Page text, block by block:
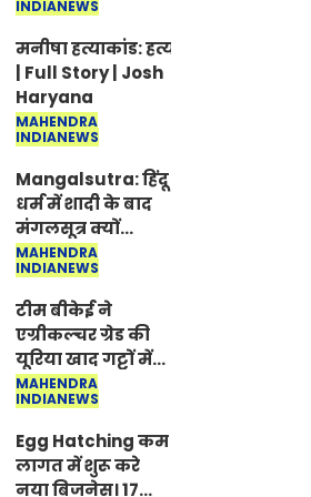
Jantar-Mantar |
CJP protest
INDIANEWS
मनीषा हत्याकांड: हत्या, आत्महत्या या
| Full Story | Josh
Haryana
MAHENDRA
INDIANEWS
Mangalsutra: हिंदू
धर्म में शादी के बाद
मंगलसूत्र क्यों
पहनती है महिलाएं,
किसने शुरु की ये
परंपरा
MAHENDRA
INDIANEWS
टीम बीकेई ने
एग्रीकल्चर ग्रेड की
यूरिया खाद गट्टों में
बदलकर टेक्निकल
ग्रेड में बेचने वालों पर
करवाई कार्रवाई:
लखविंदर सिंह
औलख
MAHENDRA
INDIANEWS
Egg Hatching कम
लागत में शुरू करे
नया बिजनेस। 17